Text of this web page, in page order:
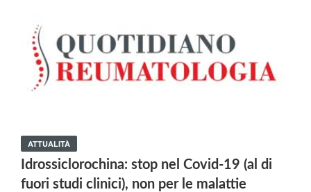
ATTUALITÀ
Idrossiclorochina: stop nel Covid-19 (al di
fuori studi clinici), non per le malattie